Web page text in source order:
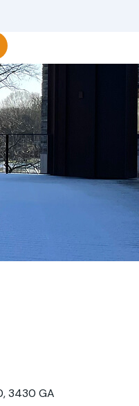
3430 GA